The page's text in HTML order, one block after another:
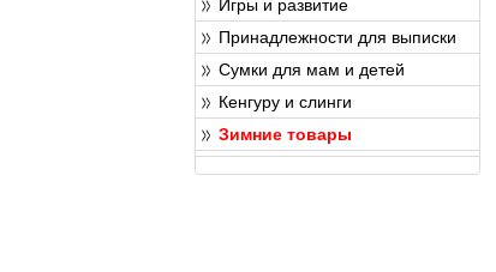
Игры и развитие
Принадлежности для выписки
Сумки для мам и детей
Кенгуру и слинги
Зимние товары